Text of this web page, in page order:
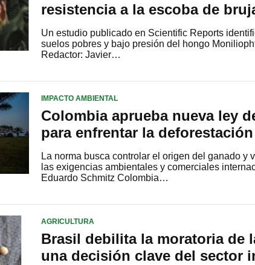
resistencia a la escoba de
Un estudio publicado en Scientific Reports
suelos pobres y bajo presión del hongo
Redactor: Javier…
IMPACTO AMBIENTAL
Colombia aprueba nueva ley
para enfrentar la deforestación
La norma busca controlar el origen del ganado y
las exigencias ambientales y comerciales
Eduardo Schmitz Colombia…
AGRICULTURA
Brasil debilita la moratoria de
una decisión clave del sector